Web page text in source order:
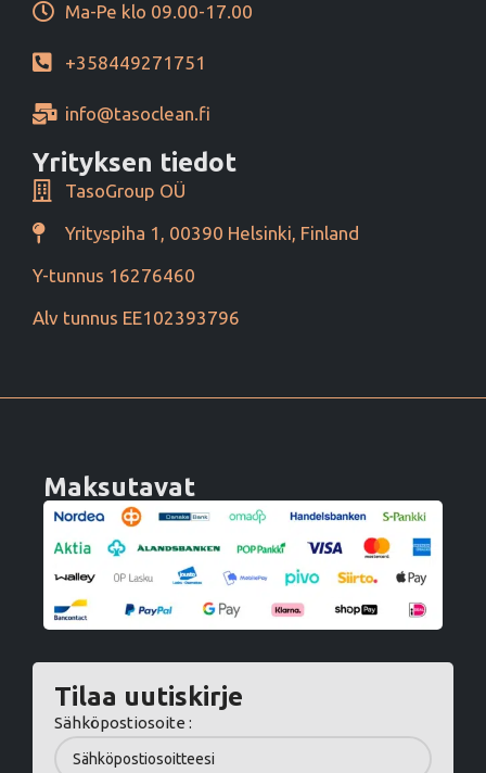
Ma-Pe klo 09.00-17.00
+358449271751
info@tasoclean.fi
Yrityksen tiedot
TasoGroup OÜ
Yrityspiha 1, 00390 Helsinki, Finland
Y-tunnus 16276460
Alv tunnus EE102393796
Maksutavat
Tilaa uutiskirje
Sähköpostiosoite :